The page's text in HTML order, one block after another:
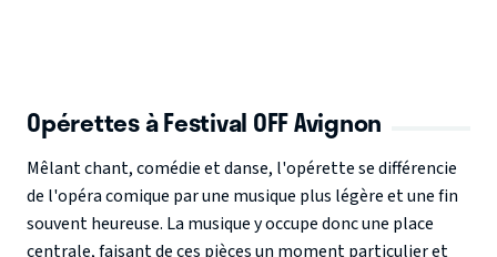
Opérettes à Festival OFF Avignon
Mêlant chant, comédie et danse, l'opérette se différencie
de l'opéra comique par une musique plus légère et une fin
souvent heureuse. La musique y occupe donc une place
centrale, faisant de ces pièces un moment particulier et